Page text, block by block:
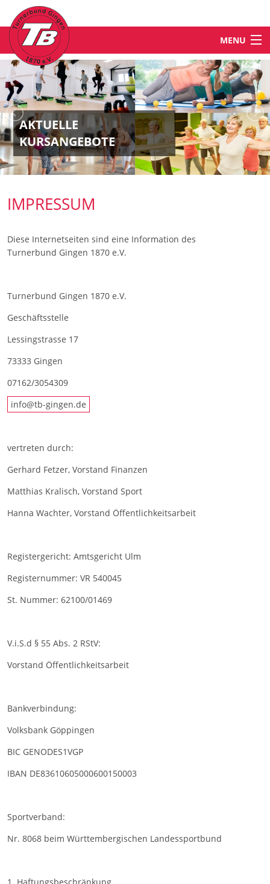
MENU
STARTSEITE
NEWS
ABTEILUNGEN & ANGEBOTE
AKTUELLE
KURSANGEBOTE
IMPRESSUM
Diese Internetseiten sind eine Information des
Turnerbund Gingen 1870 e.V.
Turnerbund Gingen 1870 e.V.
Geschäftsstelle
Lessingstrasse 17
73333 Gingen
07162/3054309
info@tb-gingen.de
vertreten durch:
Gerhard Fetzer, Vorstand Finanzen
Matthias Kralisch, Vorstand Sport
Hanna Wachter, Vorstand Öffentlichkeitsarbeit
Registergericht: Amtsgericht Ulm
Registernummer: VR 540045
St. Nummer: 62100/01469
V.i.S.d § 55 Abs. 2 RStV:
Vorstand Öffentlichkeitsarbeit
Bankverbindung:
Volksbank Göppingen
BIC GENODES1VGP
IBAN DE83610605000600150003
Sportverband:
Nr. 8068 beim Württembergischen Landessportbund